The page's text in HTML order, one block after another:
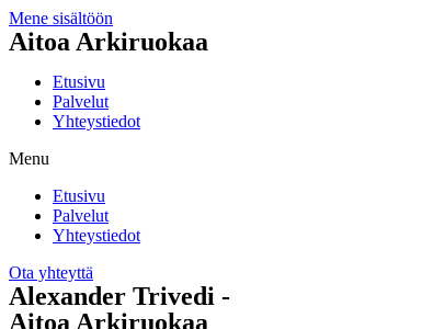
Mene sisältöön
Aitoa Arkiruokaa
Etusivu
Palvelut
Yhteystiedot
Menu
Etusivu
Palvelut
Yhteystiedot
Ota yhteyttä
Alexander Trivedi -
Aitoa Arkiruokaa